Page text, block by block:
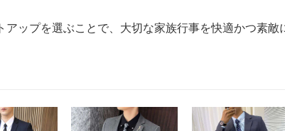
ップを選ぶことで、大切な家族行事を快適かつ素敵